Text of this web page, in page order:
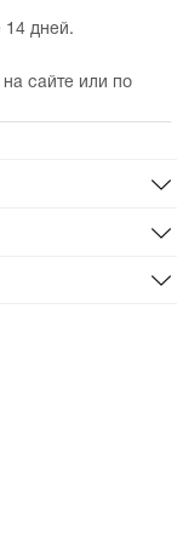
14 дней.
сайте или по